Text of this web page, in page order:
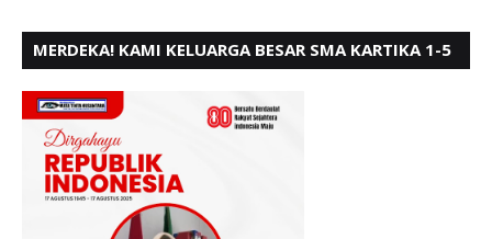
MERDEKA! KAMI KELUARGA BESAR SMA KARTIKA 1-5
BERSATU BERD